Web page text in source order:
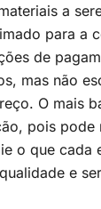
a
para a
de
mas não
O mais
pois pode
o que cada
e